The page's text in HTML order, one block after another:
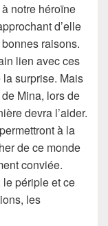
notre héroïne
d’elle
raisons.
lien avec ces
surprise. Mais
Mina, lors de
devra l’aider.
à la
de ce monde
conviée.
le périple et ce
les